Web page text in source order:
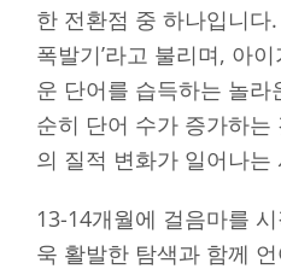
한 전환점 중 하나입니다
폭발기’라고 불리며, 아
운 단어를 습득하는 놀
순히 단어 수가 증가하
의 질적 변화가 일어나는
13-14개월에 걸음마를
욱 활발한 탐색과 함께